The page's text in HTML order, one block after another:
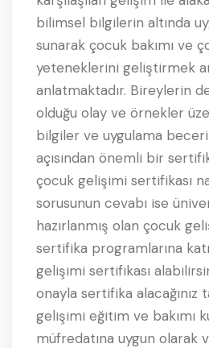
bilimsel bilgilerin altında
sunarak çocuk bakımı ve
yeteneklerini geliştirmek
anlatmaktadır. Bireylerin
olduğu olay ve örnekler
bilgiler ve uygulama
açısından önemli bir
çocuk gelişimi sertifikası
sorusunun cevabı ise
hazırlanmış olan çocuk
sertifika programlarına
gelişimi sertifikası
onayla sertifika alacağınız
gelişimi eğitim ve bakımı
müfredatına uygun olarak